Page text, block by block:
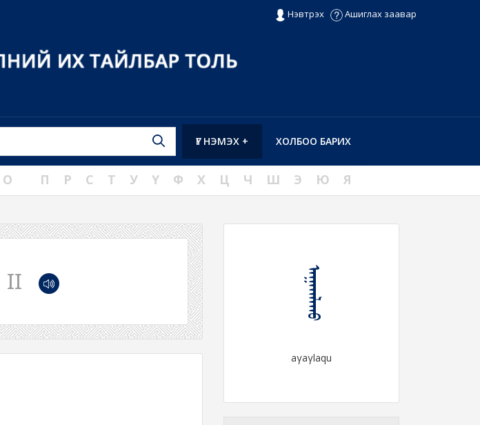
Нэвтрэх Ашиглах заавар
ХОЛБОО БАРИХ
ҮГ НЭМЭХ +
О П Р С Т У Ү Ф Х Ц Ч Ш Э Ю Я
II ᠠᠭᠠᠭᠯᠠᠬᠤ
aγaγlaqu